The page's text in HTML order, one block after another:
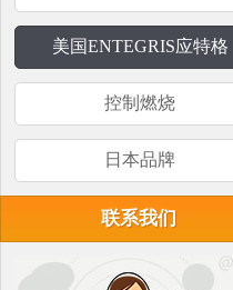
美国ENTEGRIS应特格
控制燃烧
日本品牌
联系我们